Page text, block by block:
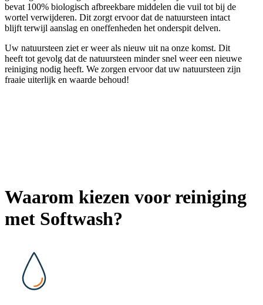
bevat 100% biologisch afbreekbare middelen die vuil tot bij de
wortel verwijderen. Dit zorgt ervoor dat de natuursteen intact
blijft terwijl aanslag en oneffenheden het onderspit delven.
Uw natuursteen ziet er weer als nieuw uit na onze komst. Dit
heeft tot gevolg dat de natuursteen minder snel weer een nieuwe
reiniging nodig heeft. We zorgen ervoor dat uw natuursteen zijn
fraaie uiterlijk en waarde behoud!
Waarom kiezen voor reiniging
met Softwash?